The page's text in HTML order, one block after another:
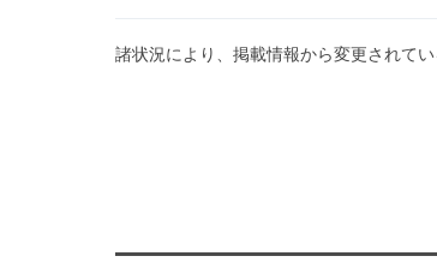
諸状況により、掲載情報から変更されて